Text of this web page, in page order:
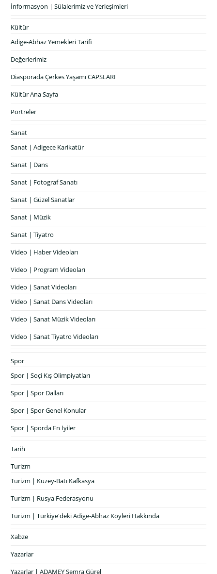
İnformasyon | Sülalerimiz ve Yerleşimleri
Kültür
Adige-Abhaz Yemekleri Tarifi
Değerlerimiz
Diasporada Çerkes Yaşamı CAPSLARI
Kültür Ana Sayfa
Portreler
Sanat
Sanat | Adigece Karikatür
Sanat | Dans
Sanat | Fotograf Sanatı
Sanat | Güzel Sanatlar
Sanat | Müzik
Sanat | Tiyatro
Video | Haber Videoları
Video | Program Videoları
Video | Sanat Videoları
Video | Sanat Dans Videoları
Video | Sanat Müzik Videoları
Video | Sanat Tiyatro Videoları
Spor
Spor | Soçi Kış Olimpiyatları
Spor | Spor Dalları
Spor | Spor Genel Konular
Spor | Sporda En İyiler
Tarih
Turizm
Turizm | Kuzey-Batı Kafkasya
Turizm | Rusya Federasyonu
Turizm | Türkiye'deki Adige-Abhaz Köyleri Hakkında
Xabze
Yazarlar
Yazarlar | ADAMEY Semra Gürel